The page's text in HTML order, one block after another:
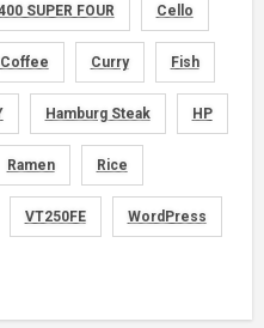
(155)
(134)
(149)
SUPER FOUR Cello
Coffee Curry Fish
Hamburg Steak HP
Ramen Rice
VT250FE WordPress